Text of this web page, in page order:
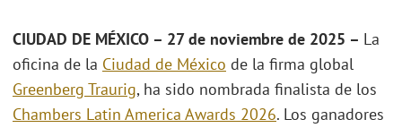
CIUDAD DE MÉXICO – 27 de noviembre de 2025 – La
oficina de la Ciudad de México de la firma global
Greenberg Traurig, ha sido nombrada finalista de los
Chambers Latin America Awards 2026. Los ganadores